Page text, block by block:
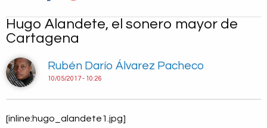
Hugo Alandete, el sonero mayor de
Cartagena
Rubén Darío Álvarez Pacheco
10/05/2017 - 10:26
[inline:hugo_alandete1.jpg]